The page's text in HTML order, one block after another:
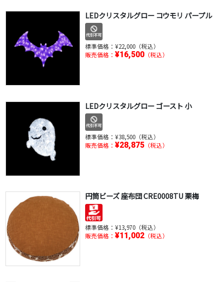
LEDクリスタルグロー コウモリ パープル
標準価格： ¥22,000（税込）
販売価格： ¥16,500（税込）
LEDクリスタルグロー ゴースト 小
標準価格： ¥38,500（税込）
販売価格： ¥28,875（税込）
円筒ビーズ 座布団 CRE0008TU 栗梅
標準価格： ¥13,970（税込）
販売価格： ¥11,002（税込）